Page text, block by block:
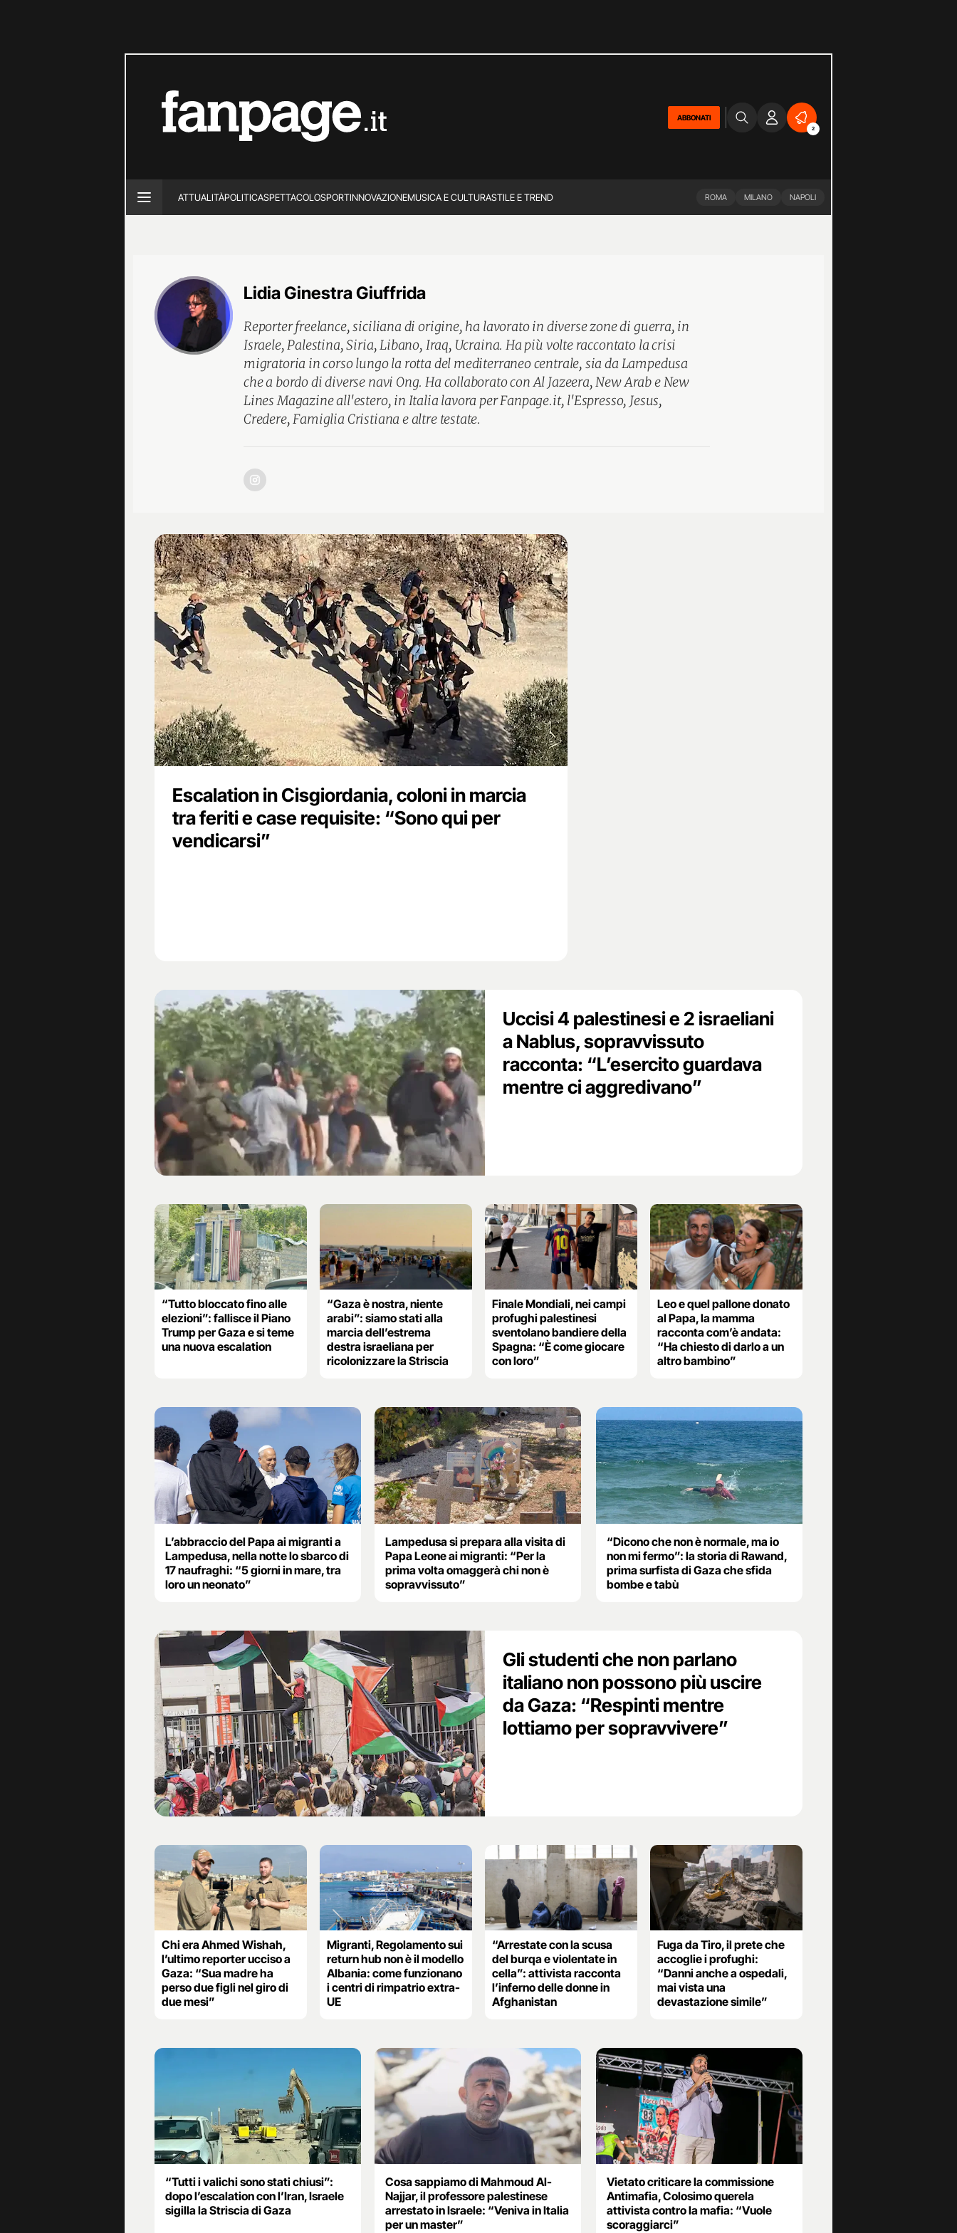
ABBONATI
2
ATTUALITÀPOLITICASPETTACOLOSPORTINNOVAZIONEMUSICA E CULTURASTILE E TREND ROMA MILANO NAPOLI
Lidia Ginestra Giuffrida
Reporter freelance, siciliana di origine, ha lavorato in diverse zone di guerra, in
Israele, Palestina, Siria, Libano, Iraq, Ucraina. Ha più volte raccontato la crisi
migratoria in corso lungo la rotta del mediterraneo centrale, sia da Lampedusa
che a bordo di diverse navi Ong. Ha collaborato con Al Jazeera, New Arab e New
Lines Magazine all'estero, in Italia lavora per Fanpage.it, l'Espresso, Jesus,
Credere, Famiglia Cristiana e altre testate.
Escalation in Cisgiordania, coloni in marcia
tra feriti e case requisite: “Sono qui per
vendicarsi”
Uccisi 4 palestinesi e 2 israeliani
a Nablus, sopravvissuto
racconta: “L’esercito guardava
mentre ci aggredivano”
“Tutto bloccato fino alle
elezioni”: fallisce il Piano
Trump per Gaza e si teme
una nuova escalation
“Gaza è nostra, niente
arabi”: siamo stati alla
marcia dell’estrema
destra israeliana per
ricolonizzare la Striscia
Finale Mondiali, nei campi
profughi palestinesi
sventolano bandiere della
Spagna: “È come giocare
con loro”
Leo e quel pallone donato
al Papa, la mamma
racconta com’è andata:
“Ha chiesto di darlo a un
altro bambino”
L’abbraccio del Papa ai migranti a
Lampedusa, nella notte lo sbarco di
17 naufraghi: “5 giorni in mare, tra
loro un neonato”
Lampedusa si prepara alla visita di
Papa Leone ai migranti: “Per la
prima volta omaggerà chi non è
sopravvissuto”
“Dicono che non è normale, ma io
non mi fermo”: la storia di Rawand,
prima surfista di Gaza che sfida
bombe e tabù
Gli studenti che non parlano
italiano non possono più uscire
da Gaza: “Respinti mentre
lottiamo per sopravvivere”
Chi era Ahmed Wishah,
l’ultimo reporter ucciso a
Gaza: “Sua madre ha
perso due figli nel giro di
due mesi”
Migranti, Regolamento sui
return hub non è il modello
Albania: come funzionano
i centri di rimpatrio extra-
UE
“Arrestate con la scusa
del burqa e violentate in
cella”: attivista racconta
l’inferno delle donne in
Afghanistan
Fuga da Tiro, il prete che
accoglie i profughi:
“Danni anche a ospedali,
mai vista una
devastazione simile”
“Tutti i valichi sono stati chiusi”:
dopo l’escalation con l’Iran, Israele
sigilla la Striscia di Gaza
Cosa sappiamo di Mahmoud Al-
Najjar, il professore palestinese
arrestato in Israele: “Veniva in Italia
per un master”
Vietato criticare la commissione
Antimafia, Colosimo querela
attivista contro la mafia: “Vuole
scoraggiarci”